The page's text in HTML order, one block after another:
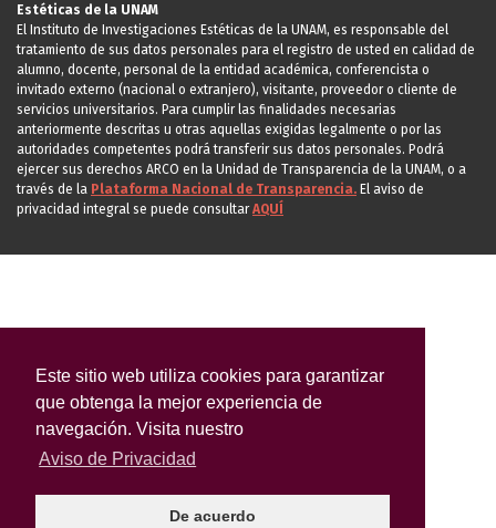
Este sitio web utiliza cookies para garantizar
que obtenga la mejor experiencia de
navegación. Visita nuestro
Aviso de Privacidad
De acuerdo
Estéticas de la UNAM
El Instituto de Investigaciones Estéticas de la UNAM, es responsable del
tratamiento de sus datos personales para el registro de usted en calidad de
alumno, docente, personal de la entidad académica, conferencista o
invitado externo (nacional o extranjero), visitante, proveedor o cliente de
servicios universitarios. Para cumplir las finalidades necesarias
anteriormente descritas u otras aquellas exigidas legalmente o por las
autoridades competentes podrá transferir sus datos personales. Podrá
ejercer sus derechos ARCO en la Unidad de Transparencia de la UNAM, o a
través de la Plataforma Nacional de Transparencia. El aviso de
privacidad integral se puede consultarAQUÍ